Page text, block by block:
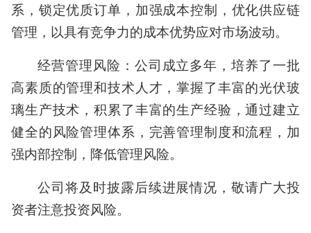
系，锁定优质订单，加强成本控制，优化供应链
管理，以具有竞争力的成本优势应对市场波动。
经营管理风险：公司成立多年，培养了一批
高素质的管理和技术人才，掌握了丰富的光伏玻
璃生产技术，积累了丰富的生产经验，通过建立
健全的风险管理体系，完善管理制度和流程，加
强内部控制，降低管理风险。
公司将及时披露后续进展情况，敬请广大投
资者注意投资风险。